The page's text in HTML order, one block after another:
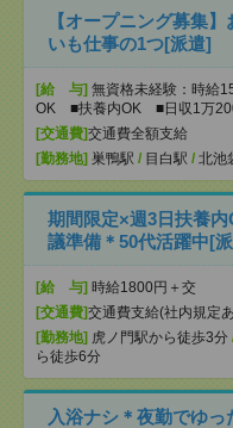
【オープニング募集
いも仕事の1つ[派遣]
[給 与] 無資格未経験：時給
OK ■扶養内OK ■日収1万
[交通費]交通費全額支給
[勤務地] 巣鴨駅 / 目白駅 / 北池
期間限定×週3日扶養
議準備＊50代活躍中[
[給 与] 時給1800円＋交
[交通費]交通費支給(社内規定
[勤務地] 虎ノ門駅から徒歩3分
ら徒歩6分
入浴ナシ＊夜勤でゆ